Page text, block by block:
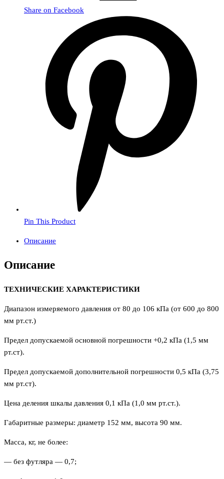
Share on Facebook
Pin This Product
Описание
Описание
ТЕХНИЧЕСКИЕ ХАРАКТЕРИСТИКИ
Диапазон измеряемого давления от 80 до 106 кПа (от 600 до 800
мм рт.ст.)
Предел допускаемой основной погрешности +0,2 кПа (1,5 мм
рт.ст).
Предел допускаемой дополнительной погрешности 0,5 кПа (3,75
мм рт.ст).
Цена деления шкалы давления 0,1 кПа (1,0 мм рт.ст.).
Габаритные размеры: диаметр 152 мм, высота 90 мм.
Масса, кг, не более:
— без футляра — 0,7;